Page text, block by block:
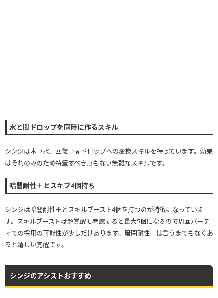
水と闇ドロップを同時に作るスキル
シンジは木→水、回復→闇ドロップへの変換スキルを持っています。効果
はそれのみのため特筆すべき点もない無難なスキルです。
暗闇耐性＋とスキブ4個持ち
シンジは暗闇耐性＋とスキルブースト4個を持つのが特徴になっていま
す。スキルブーストは超覚醒も考慮すると最大5個になるので周回パーテ
ィでの採用の可能性が少しだけあります。暗闇耐性＋は言うまでもなくあ
ると嬉しい覚醒です。
シンジのアシストおすすめ